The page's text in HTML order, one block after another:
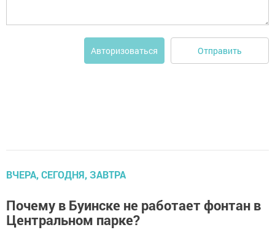
Авторизоваться Отправить
ВЧЕРА, СЕГОДНЯ, ЗАВТРА
Почему в Буинске не работает фонтан в
Центральном парке?